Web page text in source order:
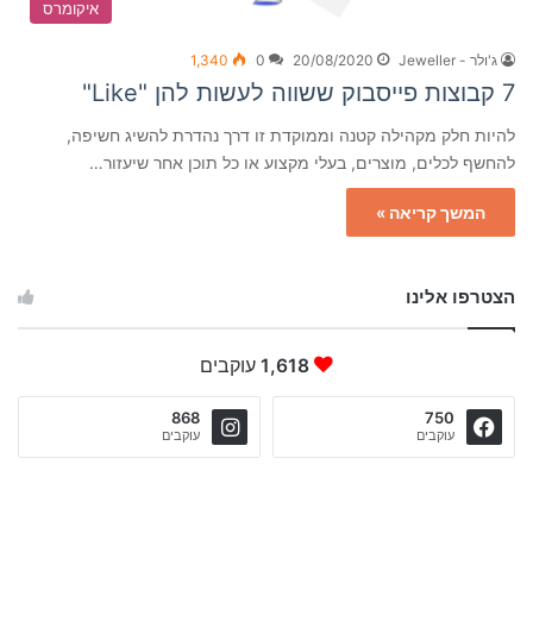
איקומרס
ג'ולר - Jeweller 20/08/2020
0
1,340
7 קבוצות פייסבוק ששווה לעשות להן "Like"
להיות חלק מקהילה קטנה וממוקדת זו דרך נהדרת להשיג חשיפה,
להחשף לכלים, מוצרים, בעלי מקצוע או כל תוכן אחר שיעזור…
המשך קריאה »
הצטרפו אלינו
1,618 עוקבים
750
עוקבים
868
עוקבים